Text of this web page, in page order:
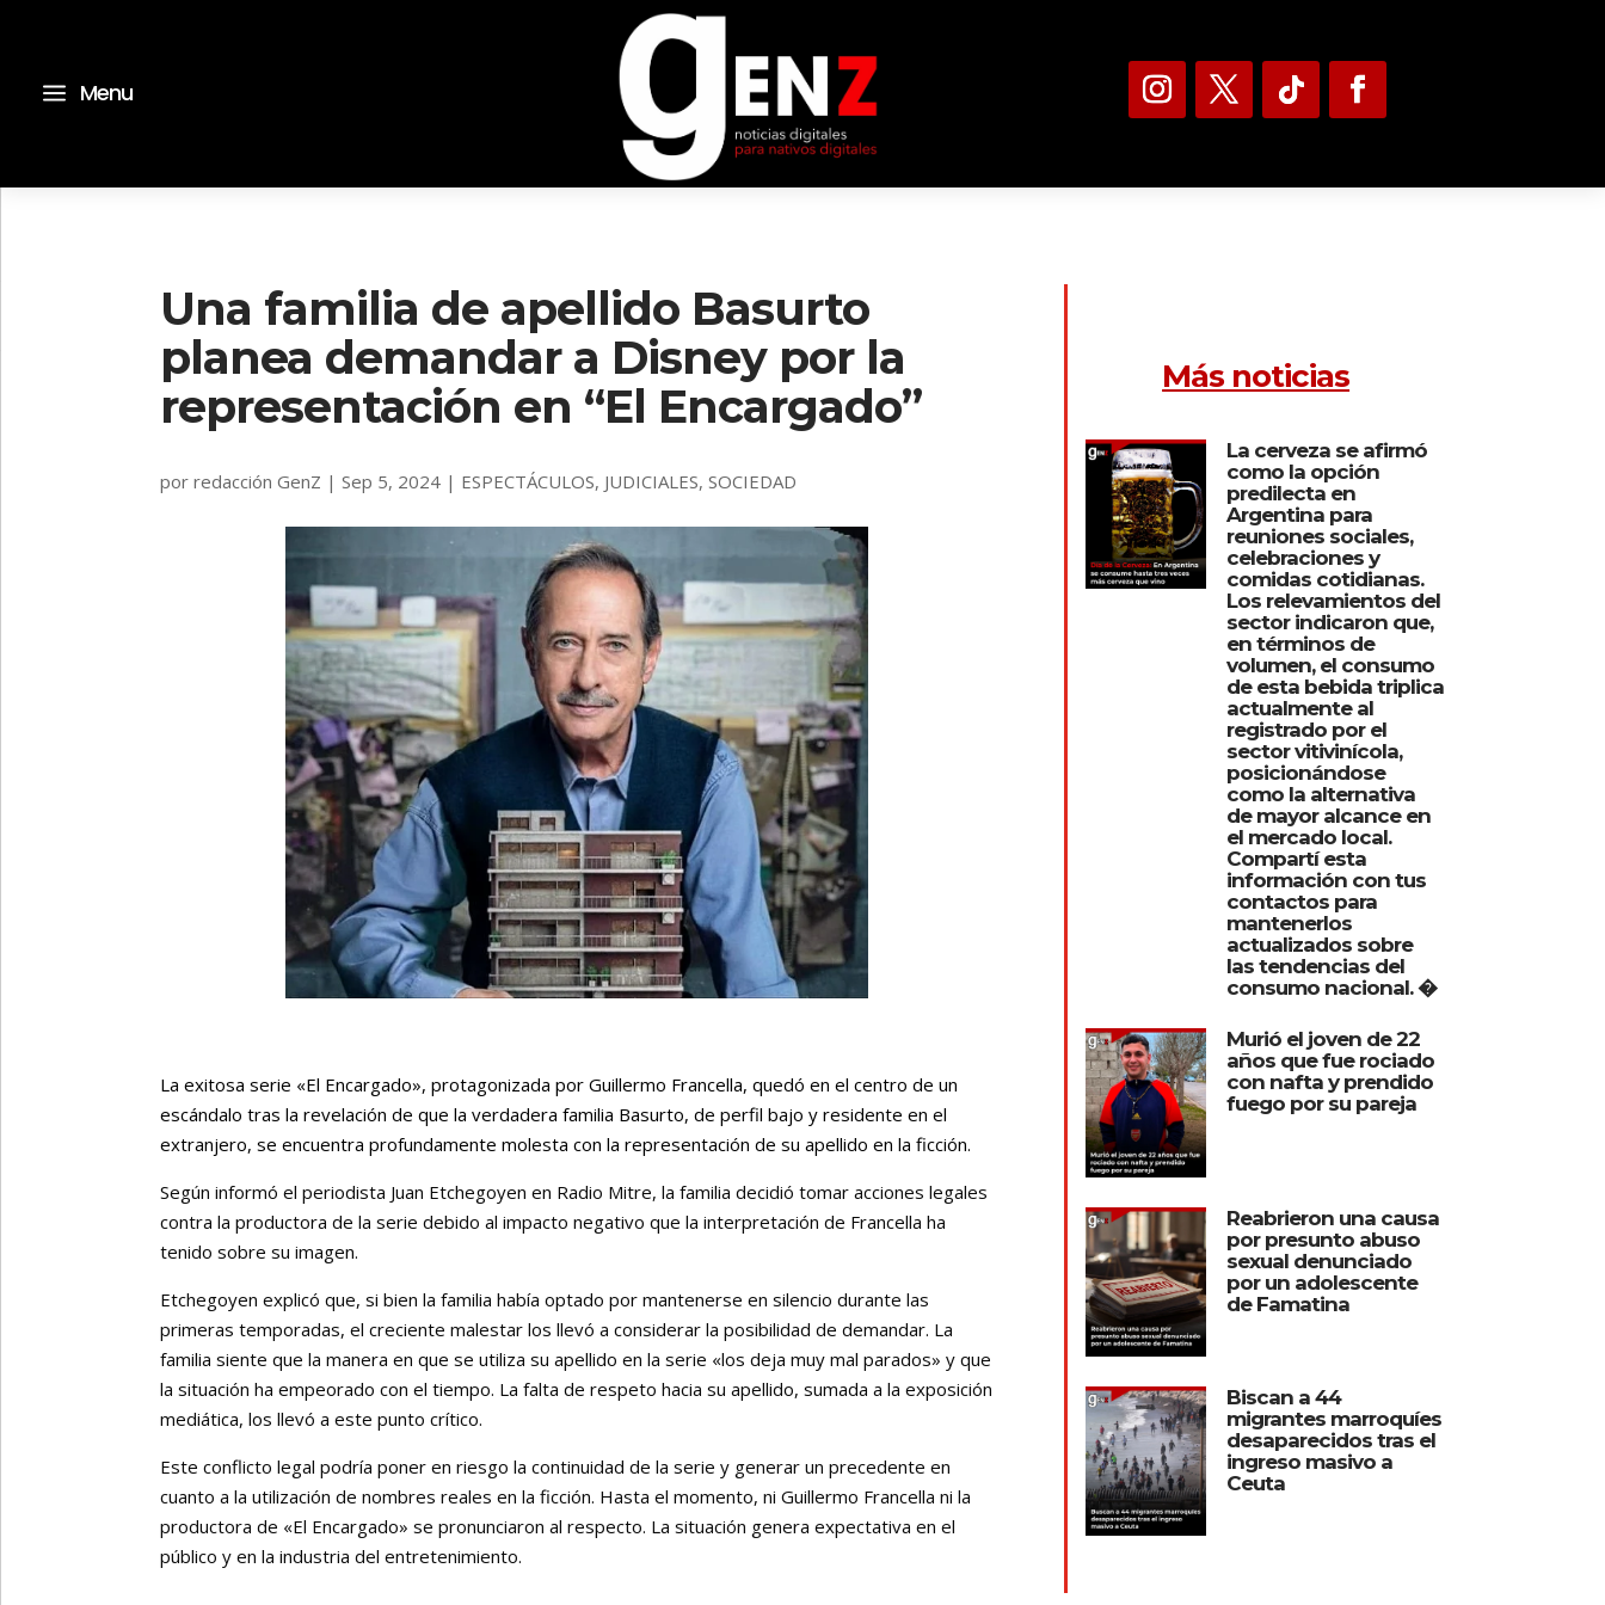
a Menu
Una familia de apellido Basurto
planea demandar a Disney por la
representación en “El Encargado”
porredacción GenZ |Sep 5, 2024 | ESPECTÁCULOS, JUDICIALES,SOCIEDAD
La exitosa serie «El Encargado», protagonizada por Guillermo Francella, quedó en el centro de un
escándalo tras la revelación de que la verdadera familia Basurto, de perfil bajo y residente en el
extranjero, se encuentra profundamente molesta con la representación de su apellido en la ficción.
Según informó el periodista Juan Etchegoyen en Radio Mitre, la familia decidió tomar acciones legales
contra la productora de la serie debido al impacto negativo que la interpretación de Francella ha
tenido sobre su imagen.
Etchegoyen explicó que, si bien la familia había optado por mantenerse en silencio durante las
primeras temporadas, el creciente malestar los llevó a considerar la posibilidad de demandar. La
familia siente que la manera en que se utiliza su apellido en la serie «los deja muy mal parados» y que
la situación ha empeorado con el tiempo. La falta de respeto hacia su apellido, sumada a la exposición
mediática, los llevó a este punto crítico.
Este conflicto legal podría poner en riesgo la continuidad de la serie y generar un precedente en
cuanto a la utilización de nombres reales en la ficción. Hasta el momento, ni Guillermo Francella ni la
productora de «El Encargado» se pronunciaron al respecto. La situación genera expectativa en el
público y en la industria del entretenimiento.
Más noticias
La cerveza se afirmó
como la opción
predilecta en
Argentina para
reuniones sociales,
celebraciones y
comidas cotidianas.
Los relevamientos del
sector indicaron que,
en términos de
volumen, el consumo
de esta bebida triplica
actualmente al
registrado por el
sector vitivinícola,
posicionándose
como la alternativa
de mayor alcance en
el mercado local.
Compartí esta
información con tus
contactos para
mantenerlos
actualizados sobre
las tendencias del
consumo nacional. �
Murió el joven de 22
años que fue rociado
con nafta y prendido
fuego por su pareja
Reabrieron una causa
por presunto abuso
sexual denunciado
por un adolescente
de Famatina
Biscan a 44
migrantes marroquíes
desaparecidos tras el
ingreso masivo a
Ceuta